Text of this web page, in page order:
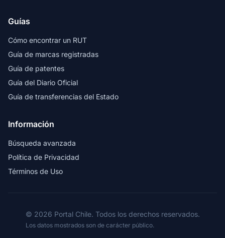
Guías
Cómo encontrar un RUT
Guía de marcas registradas
Guía de patentes
Guía del Diario Oficial
Guía de transferencias del Estado
Información
Búsqueda avanzada
Política de Privacidad
Términos de Uso
© 2026 Portal Chile. Todos los derechos reservados.
Los datos mostrados son de carácter público.